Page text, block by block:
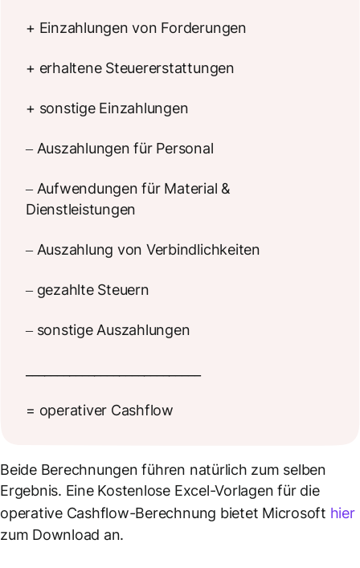
+ Einzahlungen von Forderungen
+ erhaltene Steuererstattungen
+ sonstige Einzahlungen
– Auszahlungen für Personal
– Aufwendungen für Material &
Dienstleistungen
– Auszahlung von Verbindlichkeiten
– gezahlte Steuern
– sonstige Auszahlungen
= operativer Cashflow
Beide Berechnungen führen natürlich zum selben
Ergebnis. Eine Kostenlose Excel-Vorlagen für die
operative Cashflow-Berechnung bietet Microsoft hier
zum Download an.